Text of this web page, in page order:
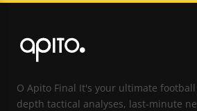
O Apito Final It's your ultimate
depth tactical analyses, last-minute